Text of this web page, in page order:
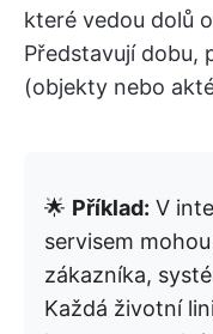
které vedou dolů
Představují dobu,
(objekty nebo
🌟 Příklad: V
servisem
zákazníka,
Každá životní